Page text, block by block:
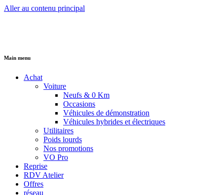
Aller au contenu principal
Main menu
Achat
Voiture
Neufs & 0 Km
Occasions
Véhicules de démonstration
Véhicules hybrides et électriques
Utilitaires
Poids lourds
Nos promotions
VO Pro
Reprise
RDV Atelier
Offres
réseau